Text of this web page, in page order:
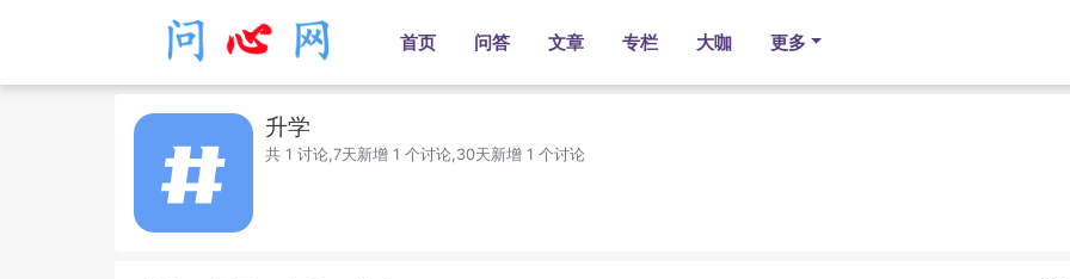
首页 问答 文章 专栏 大咖 更多
升学
共 1 讨论,7天新增 1 个讨论,30天新增 1 个讨论